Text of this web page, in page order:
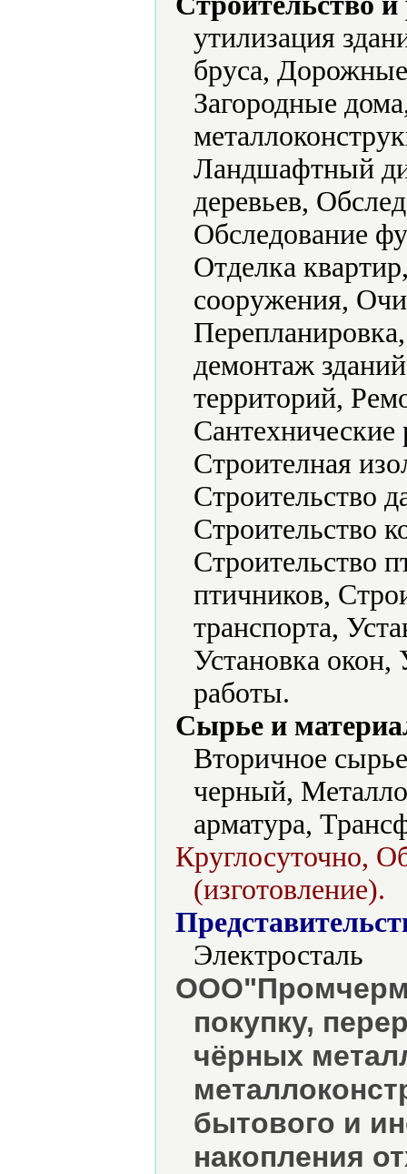
утилизация
бруса,
Загородные
Ландшафтный
деревьев,
Обследование
Отделка
сооружения,
демонтаж
территорий,
Строителная
Строительство
Строительство
Строительство
птичников,
транспорта,
Установка окон,
работы.
Сырье и
Вторичное
черный,
арматура,
Круглосуточно,
(изготовление).
Электросталь
покупку,
чёрных
бытового и
накопления